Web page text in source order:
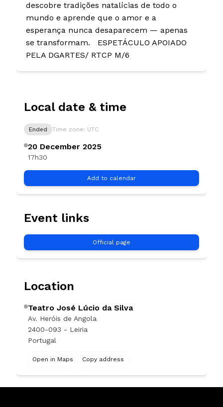
descobre tradições natalícias de todo o
mundo e aprende que o amor e a
esperança nunca desaparecem — apenas
se transformam. ESPETÁCULO APOIADO
PELA DGARTES/ RTCP M/6
Local date & time
Ended Time zone: UTC
20 December 2025
17h30
Add to calendar
Event links
Official page
Location
Teatro José Lúcio da Silva
Av. Heróis de Angola
2400-093 - Leiria
Portugal
Open in Maps Copy address